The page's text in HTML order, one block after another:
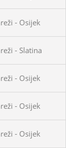
- Osijek
- Slatina
- Osijek
- Osijek
- Osijek